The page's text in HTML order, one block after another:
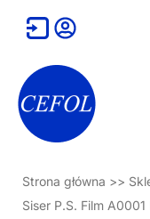
Strona główna >>
Siser P.S. Film A0001